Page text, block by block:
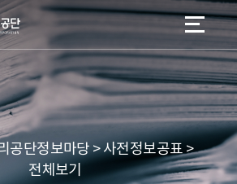
본문 바로가기
메뉴 바로가기
공단정보마당 > 사전정보공표 >
전체보기